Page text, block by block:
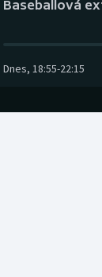
Plážový volejbal
Baseballová
Dnes, 18:55-22:15